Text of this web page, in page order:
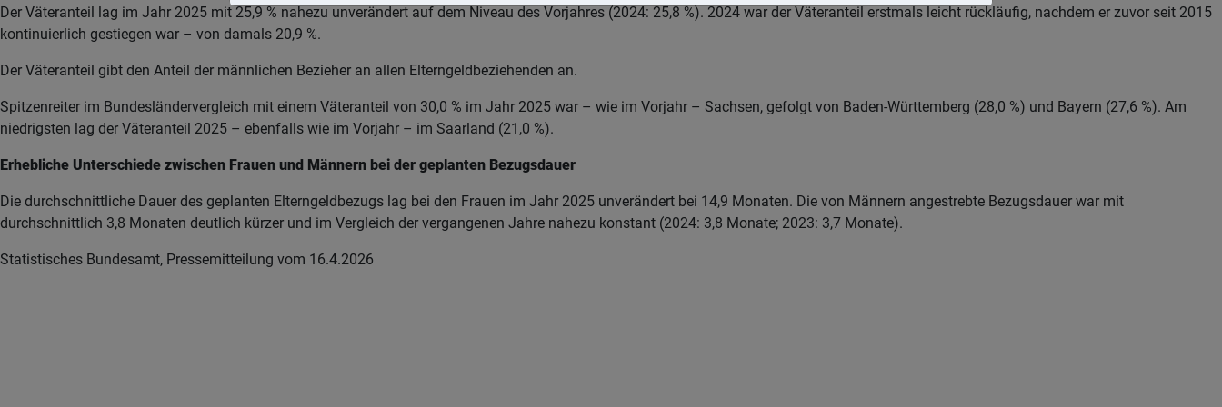
Der Väteranteil lag im Jahr 2025 mit 25,9 % nahezu unverändert auf dem Niveau des Vorjahres (2024: 25,8 %). 2024 war der Väteranteil erstmals leicht rückläufig, nachdem er zuvor seit 2015
kontinuierlich gestiegen war – von damals 20,9 %.
Der Väteranteil gibt den Anteil der männlichen Bezieher an allen Elterngeldbeziehenden an.
Spitzenreiter im Bundesländervergleich mit einem Väteranteil von 30,0 % im Jahr 2025 war – wie im Vorjahr – Sachsen, gefolgt von Baden-Württemberg (28,0 %) und Bayern (27,6 %). Am
niedrigsten lag der Väteranteil 2025 – ebenfalls wie im Vorjahr – im Saarland (21,0 %).
Erhebliche Unterschiede zwischen Frauen und Männern bei der geplanten Bezugsdauer
Die durchschnittliche Dauer des geplanten Elterngeldbezugs lag bei den Frauen im Jahr 2025 unverändert bei 14,9 Monaten. Die von Männern angestrebte Bezugsdauer war mit
durchschnittlich 3,8 Monaten deutlich kürzer und im Vergleich der vergangenen Jahre nahezu konstant (2024: 3,8 Monate; 2023: 3,7 Monate).
Statistisches Bundesamt, Pressemitteilung vom 16.4.2026